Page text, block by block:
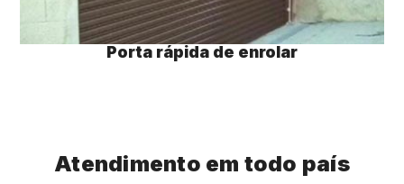
Porta rápida de enrolar
Atendimento em todo país